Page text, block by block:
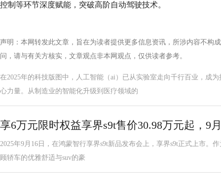
控制等环节深度赋能，突破高阶自动驾驶技术。
声明：本网转发此文章，旨在为读者提供更多信息资讯，所涉内容不构
问，请与有关方核实，文章观点非本网观点，仅供读者参考。
在2025年的科技版图中，人工智能（ai）已从实验室走向千行百业，成
心力量。从制造业的智能化升级到医疗领域的
享6万元限时权益享界s9t售价30.98万元起，9
2025年9月16日，在鸿蒙智行享界s9t新品发布会上，享界s9t正式上市。
顾轿车的优雅舒适与suv的豪